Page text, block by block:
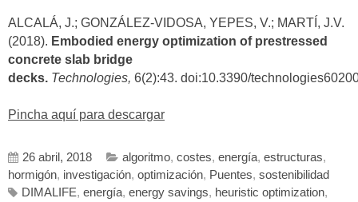
ALCALÁ, J.; GONZÁLEZ-VIDOSA, YEPES, V.; MARTÍ, J.V.
(2018). Embodied energy optimization of prestressed
concrete slab bridge
decks. Technologies, 6(2):43. doi:10.3390/
Pincha aquí para descargar
26 abril, 2018 algoritmo, costes, energía, estructuras,
hormigón, investigación, optimización, Puentes, sostenibilidad
DIMALIFE, energía, energy savings, heuristic optimization,